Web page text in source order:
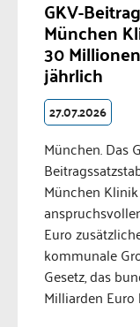
GKV-
München
30
jährlich
27.07.2026
München. Das
München
Euro
kommunale
Gesetz, das
Milliarden